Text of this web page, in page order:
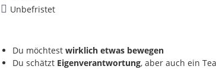
Unbefristet
Du möchtest wirklich etwas bewegen
Du schätzt Eigenverantwortung, aber auch ein